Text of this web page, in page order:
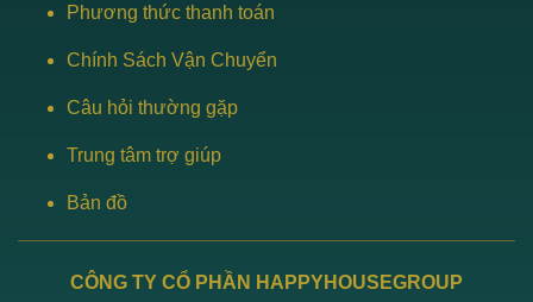
Phương thức thanh toán
Chính Sách Vận Chuyển
Câu hỏi thường gặp
Trung tâm trợ giúp
Bản đồ
CÔNG TY CỔ PHẦN HAPPYHOUSEGROUP